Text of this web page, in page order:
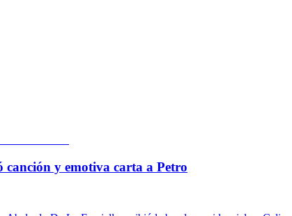
canción y emotiva carta a Petro